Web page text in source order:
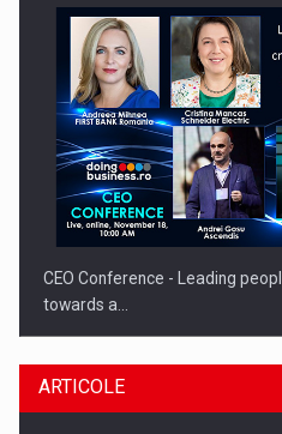
CEO Conference - Leading
towards a…
ARTICOLE